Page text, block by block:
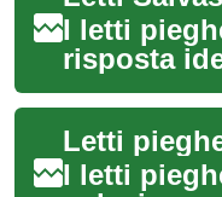
I letti
risposta
in
Sc...
I letti